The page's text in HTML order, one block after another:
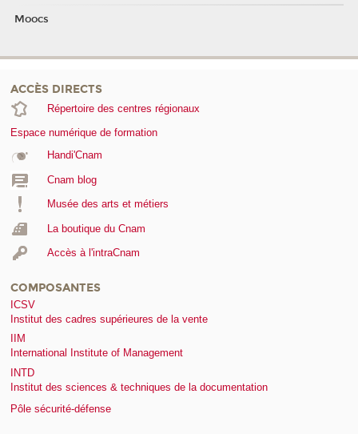
Moocs
ACCÈS DIRECTS
Répertoire des centres régionaux
Espace numérique de formation
Handi'Cnam
Cnam blog
Musée des arts et métiers
La boutique du Cnam
Accès à l'intraCnam
COMPOSANTES
ICSV
Institut des cadres supérieures de la vente
IIM
International Institute of Management
INTD
Institut des sciences & techniques de la documentation
Pôle sécurité-défense